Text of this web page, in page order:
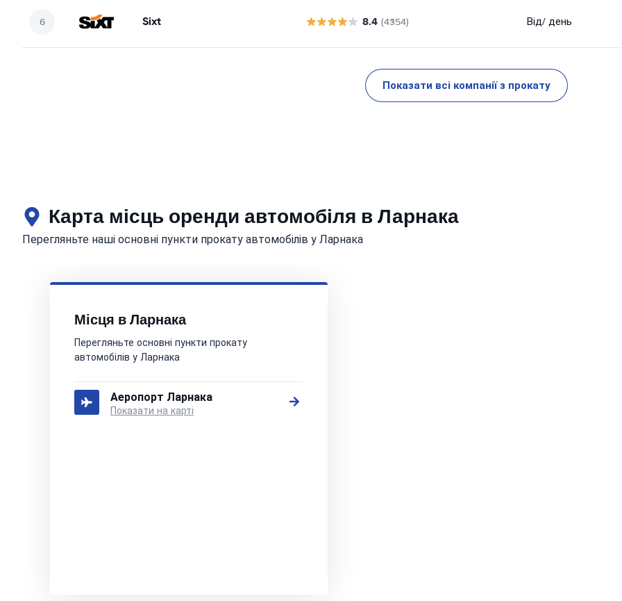
Sixt 8.4 (4354) Від/ день
Показати всі компанії з прокату
Карта місць оренди автомобіля в Ларнака
Перегляньте наші основні пункти прокату автомобілів у Ларнака
Місця в Ларнака
Перегляньте основні пункти прокату
автомобілів у Ларнака
Аеропорт Ларнака
Показати на карті